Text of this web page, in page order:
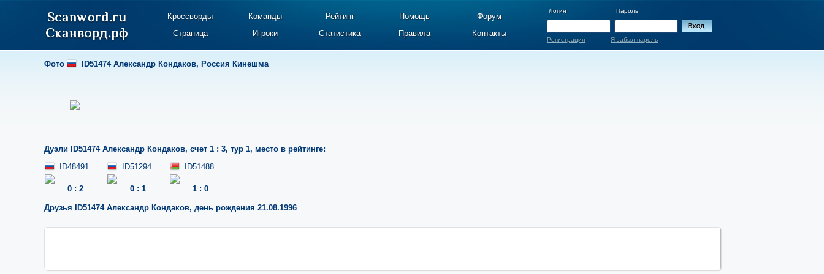
Кроссворды Команды Рейтинг Помощь
Форум
Страница
Игроки Статистика Правила Контакты
Логин Пароль
Регистрация Я забыл пароль
Фото ID51474 Александр Кондаков, Россия Кинешма
Дуэли ID51474 Александр Кондаков, счет 1 : 3, тур 1, место в рейтинге:
ID48491
0 : 2
ID51294
0 : 1
ID51488
1 : 0
Друзья ID51474 Александр Кондаков, день рождения 21.08.1996